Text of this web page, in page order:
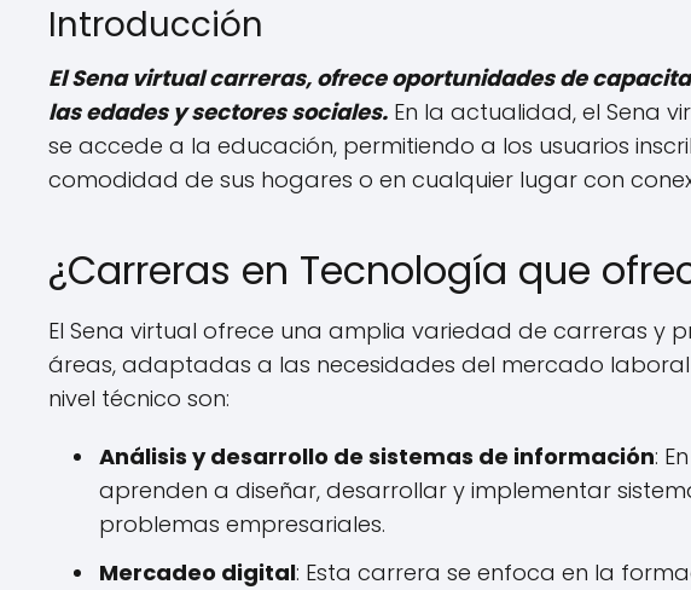
Introducción
El Sena virtual carreras, ofrece oportunidades de
las edades y sectores sociales. En la actualidad, el Sena
se accede a la educación, permitiendo a los usuarios
comodidad de sus hogares o en cualquier lugar con
¿Carreras en Tecnología que
El Sena virtual ofrece una amplia variedad de carreras y
áreas, adaptadas a las necesidades del mercado
nivel técnico son:
Análisis y desarrollo de sistemas de información:
aprenden a diseñar, desarrollar y implementar
problemas empresariales.
Mercadeo digital: Esta carrera se enfoca en la